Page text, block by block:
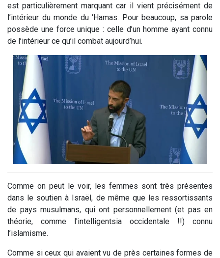
est particulièrement marquant car il vient précisément de
l’intérieur du monde du ‘Hamas. Pour beaucoup, sa parole
possède une force unique : celle d’un homme ayant connu
de l’intérieur ce qu’il combat aujourd’hui.
Comme on peut le voir, les femmes sont très présentes
dans le soutien à Israël, de même que les ressortissants
de pays musulmans, qui ont personnellement (et pas en
théorie, comme l'intelligentsia occidentale !!) connu
l’islamisme.
Comme si ceux qui avaient vu de près certaines formes de